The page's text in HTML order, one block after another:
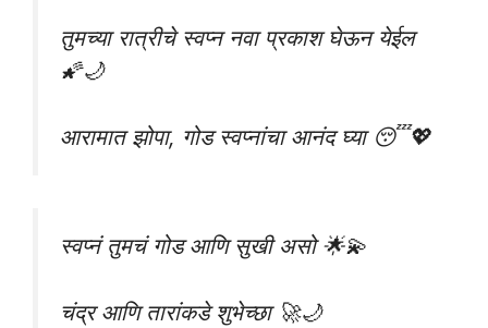
तुमच्या रात्रीचे स्वप्न नवा प्रकाश घेऊन येईल
🌠🌙
आरामात झोपा, गोड स्वप्नांचा आनंद घ्या 😴💖
स्वप्नं तुमचं गोड आणि सुखी असो 🌟💫
चंद्र आणि तारांकडे शुभेच्छा 🚀🌙